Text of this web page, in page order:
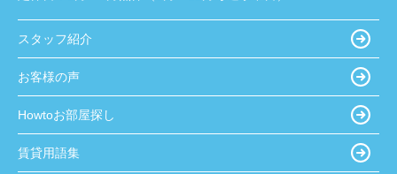
スタッフ紹介
お客様の声
Howtoお部屋探し
賃貸用語集